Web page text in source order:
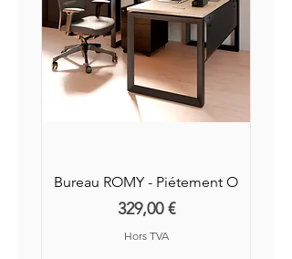
Bureau ROMY - Piétement O
Prix
329,00 €
Hors TVA